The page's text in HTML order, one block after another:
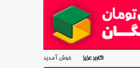
کاربر عزیزخوش آمدید!